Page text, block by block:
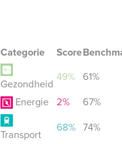
Categorie Score
Gezondheid
49% 61%
Energie 2% 67%
Transport
68% 74%